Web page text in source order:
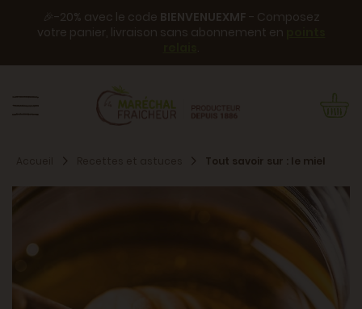
🎉-20% avec le code BIENVENUEXMF - Composez
votre panier, livraison sans abonnement en
.
Tout savoir sur : le miel